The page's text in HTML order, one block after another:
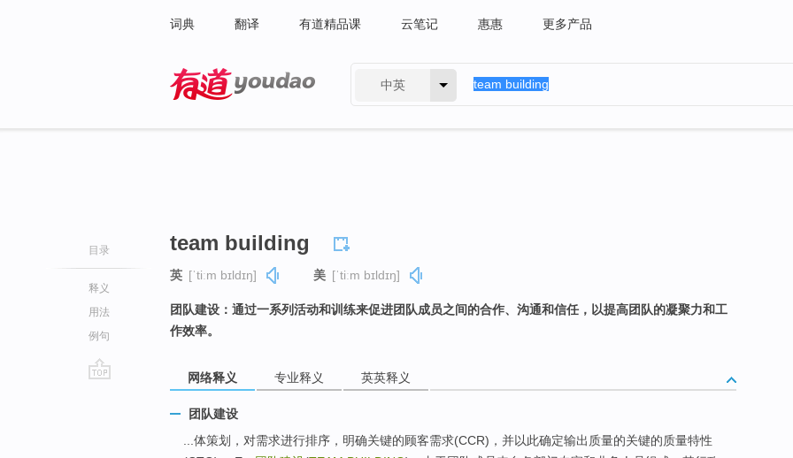
词典 翻译 有道精品课 云笔记 惠惠 更多产品
中英
目录
释义
用法
例句
team building
英 [ˈtiːm bɪldɪŋ] 美 [ˈtiːm bɪldɪŋ]
团队建设：通过一系列活动和训练来促进团队成员之间的合作、沟通和信任，以提高团队的凝聚力和工
作效率。
网络释义 专业释义 英英释义
团队建设
...体策划，对需求进行排序，明确关键的顾客需求(CCR)，并以此确定输出质量的关键的质量特性